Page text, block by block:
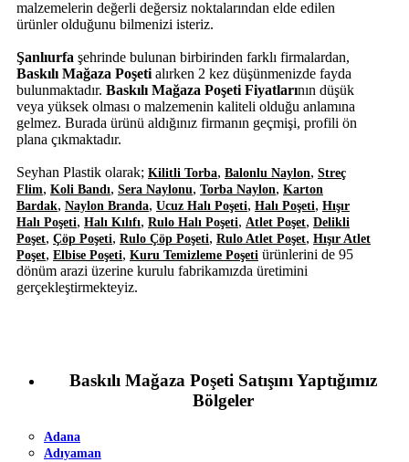
malzemelerin değerli değersiz noktalarından elde edilen
ürünler olduğunu bilmenizi isteriz.
Şanlıurfa şehrinde bulunan birbirinden farklı firmalardan,
Baskılı Mağaza Poşeti alırken 2 kez düşünmenizde fayda
bulunmaktadır. Baskılı Mağaza Poşeti Fiyatlarının düşük
veya yüksek olması o malzemenin kaliteli olduğu anlamına
gelmez. Burada ürünü aldığınız firmanın geçmişi, profili ön
plana çıkmaktadır.
Seyhan Plastik olarak; Kilitli Torba, Balonlu Naylon, Streç
Flim, Koli Bandı, Sera Naylonu, Torba Naylon, Karton
Bardak, Naylon Branda, Ucuz Halı Poşeti, Halı Poşeti, Hışır
Halı Poşeti, Halı Kılıfı, Rulo Halı Poşeti, Atlet Poşet, Delikli
Poşet, Çöp Poşeti, Rulo Çöp Poşeti, Rulo Atlet Poşet, Hışır Atlet
Poşet, Elbise Poşeti, Kuru Temizleme Poşeti ürünlerini de 95
dönüm arazi üzerine kurulu fabrikamızda üretimini
gerçekleştirmekteyiz.
Baskılı Mağaza Poşeti Satışını Yaptığımız
Bölgeler
Adana
Adıyaman